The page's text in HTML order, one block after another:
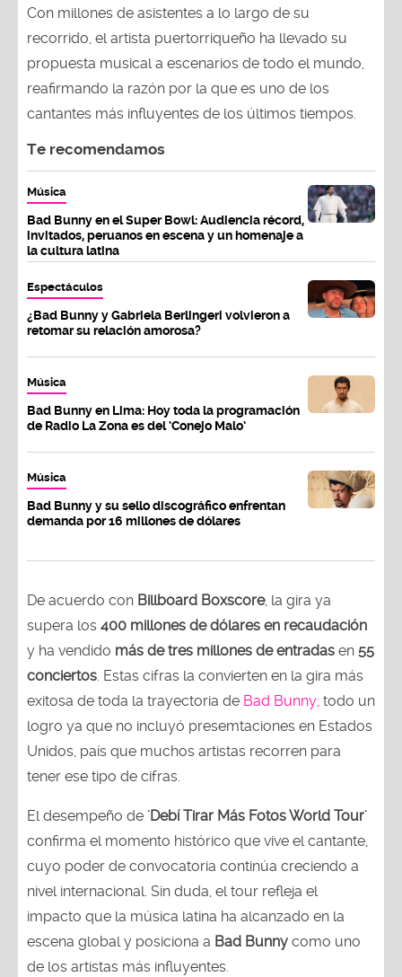
Con millones de asistentes a lo largo de su
recorrido, el artista puertorriqueño ha llevado su
propuesta musical a escenarios de todo el mundo,
reafirmando la razón por la que es uno de los
cantantes más influyentes de los últimos tiempos.
Te recomendamos
Música
Bad Bunny en el Super Bowl: Audiencia récord,
invitados, peruanos en escena y un homenaje a
la cultura latina
Espectáculos
¿Bad Bunny y Gabriela Berlingeri volvieron a
retomar su relación amorosa?
Música
Bad Bunny en Lima: Hoy toda la programación
de Radio La Zona es del ‘Conejo Malo’
Música
Bad Bunny y su sello discográfico enfrentan
demanda por 16 millones de dólares
De acuerdo con Billboard Boxscore, la gira ya
supera los 400 millones de dólares en recaudación
y ha vendido más de tres millones de entradas en 55
conciertos. Estas cifras la convierten en la gira más
exitosa de toda la trayectoria de Bad Bunny; todo un
logro ya que no incluyó presemtaciones en Estados
Unidos, país que muchos artistas recorren para
tener ese tipo de cifras.
El desempeño de 'Debí Tirar Más Fotos World Tour'
confirma el momento histórico que vive el cantante,
cuyo poder de convocatoria continúa creciendo a
nivel internacional. Sin duda, el tour refleja el
impacto que la música latina ha alcanzado en la
escena global y posiciona a Bad Bunny como uno
de los artistas más influyentes.